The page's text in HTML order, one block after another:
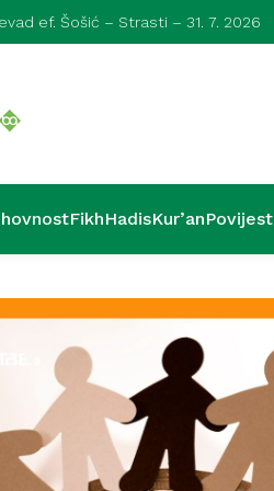
ef. Šošić – Strasti – 31. 7. 2026
FikhHadisKur’anPovijest